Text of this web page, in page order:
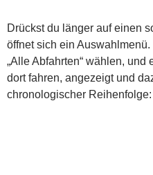
Drückst du länger auf einen
öffnet sich ein
„Alle Abfahrten“ wählen,
dort fahren, angezeigt und
chronologischer Reihenfolge: